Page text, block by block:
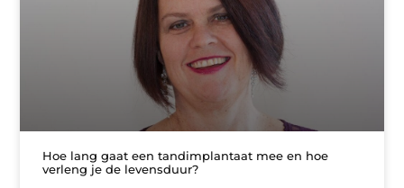
Hoe lang gaat een tandimplantaat mee en hoe
verleng je de levensduur?